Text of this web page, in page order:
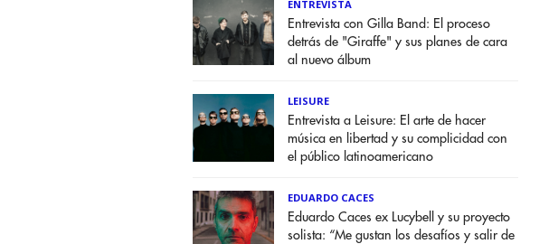
ENTREVISTA
Entrevista con Gilla Band: El proceso
detrás de "Giraffe" y sus planes de cara
al nuevo álbum
LEISURE
Entrevista a Leisure: El arte de hacer
música en libertad y su complicidad con
el público latinoamericano
EDUARDO CACES
Eduardo Caces ex Lucybell y su proyecto
solista: “Me gustan los desafíos y salir de